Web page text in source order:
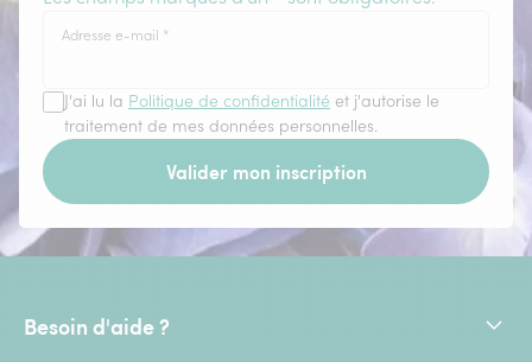
Adresse e-mail *
J'ai lu la Politique de confidentialité et j'autorise le
traitement de mes données personnelles.
Valider mon inscription
Besoin d'aide ?